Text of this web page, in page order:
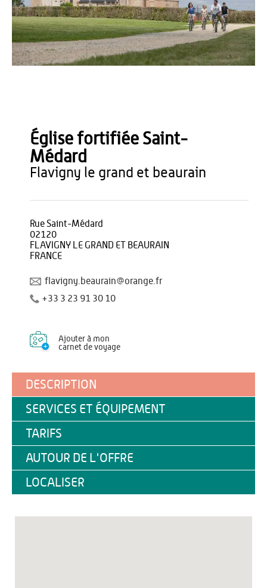
OT du Pays de Thiérache
Église fortifiée Saint-
Médard
flavigny le grand et beaurain
Rue Saint-Médard
02120
FLAVIGNY LE GRAND ET BEAURAIN
FRANCE
flavigny.beaurain@orange.fr
+33 3 23 91 30 10
Ajouter à mon
carnet de voyage
DESCRIPTION
SERVICES ET ÉQUIPEMENT
TARIFS
AUTOUR DE L'OFFRE
LOCALISER